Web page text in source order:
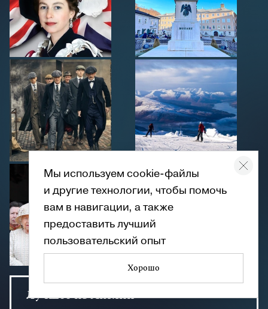
Лучшее из Англии
Мы используем cookie-файлы
и другие технологии, чтобы помочь
вам в навигации, а также
предоставить лучший
пользовательский опыт
Хорошо